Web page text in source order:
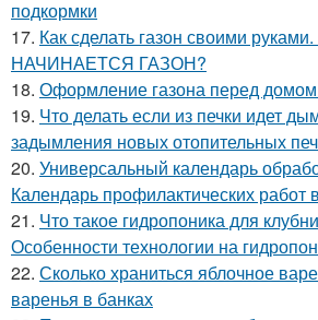
подкормки
17. Как сделать газон своими
НАЧИНАЕТСЯ ГАЗОН?
18. Оформление газона перед
19. Что делать если из печки идет
задымления новых отопительных
20. Универсальный календарь
Календарь профилактических работ
21. Что такое гидропоника для
Особенности технологии на
22. Сколько храниться яблочное
варенья в банках